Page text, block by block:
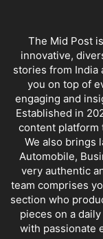
The Mid Post
innovative,
stories from India
you on top of
engaging and
Established in
content platform
We also brings
Automobile,
very authentic
team comprises
section who
pieces on a
with passionate